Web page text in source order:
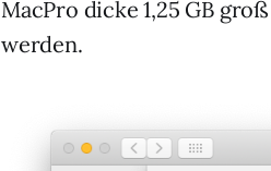
MacPro dicke 1,25 GB
werden.